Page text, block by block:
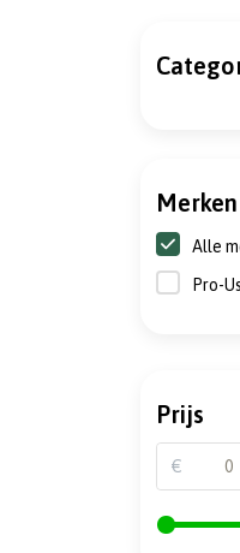
Merken
Alle
Pro-
Prijs
€